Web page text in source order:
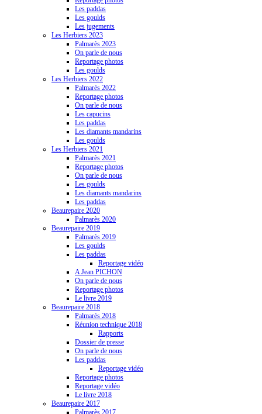
Les paddas
Les goulds
Les jugements
Les Herbiers 2023
Palmarès 2023
On parle de nous
Reportage photos
Les goulds
Les Herbiers 2022
Palmarès 2022
Reportage photos
On parle de nous
Les capucins
Les paddas
Les diamants mandarins
Les goulds
Les Herbiers 2021
Palmarès 2021
Reportage photos
On parle de nous
Les goulds
Les diamants mandarins
Les paddas
Beaurepaire 2020
Palmarès 2020
Beaurepaire 2019
Palmarès 2019
Les goulds
Les paddas
Reportage vidéo
A Jean PICHON
On parle de nous
Reportage photos
Le livre 2019
Beaurepaire 2018
Palmarès 2018
Réunion technique 2018
Rapports
Dossier de presse
On parle de nous
Les paddas
Reportage vidéo
Reportage photos
Reportage vidéo
Le livre 2018
Beaurepaire 2017
Palmarès 2017